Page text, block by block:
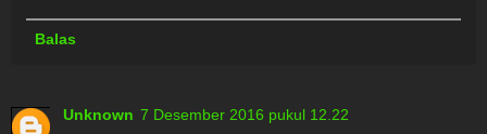
Balas
Unknown 7 Desember 2016 pukul 12.22